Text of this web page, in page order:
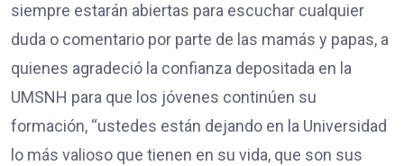
siempre estarán abiertas para escuchar cualquier
duda o comentario por parte de las mamás y papas, a
quienes agradeció la confianza depositada en la
UMSNH para que los jóvenes continúen su
formación, “ustedes están dejando en la Universidad
lo más valioso que tienen en su vida, que son sus